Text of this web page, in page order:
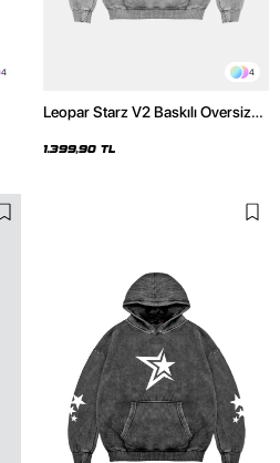
4 4
Leopar Starz V2 Baskılı Oversize
Hoodie
1.399,90 TL